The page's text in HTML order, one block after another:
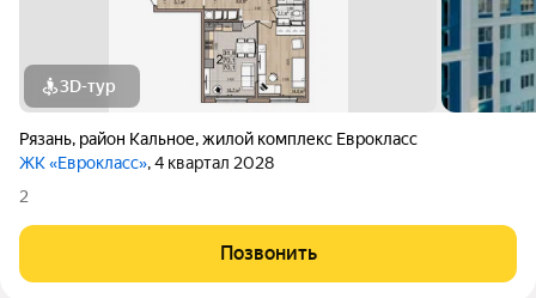
3D-тур
Рязань, район Кальное,жилой комплекс Еврокласс
ЖК «Еврокласс», 4 квартал 2028
2
Позвонить